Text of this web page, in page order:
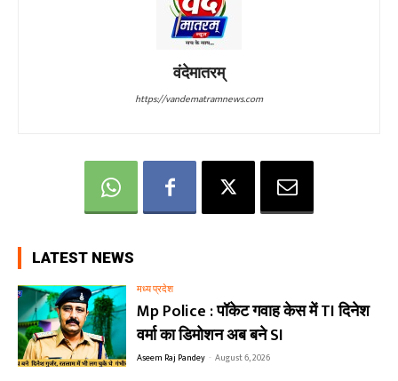
वंदेमातरम्
https://vandematramnews.com
LATEST NEWS
मध्य प्रदेश
Mp Police : पॉकेट गवाह केस में TI दिनेश
वर्मा का डिमोशन अब बने SI
Aseem Raj Pandey - August 6, 2026